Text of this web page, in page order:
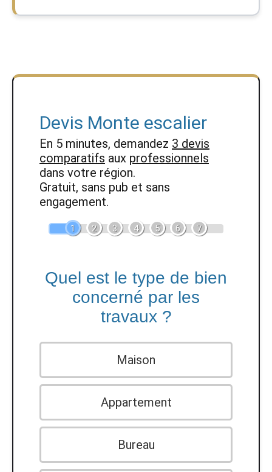
Devis Monte escalier
En 5 minutes, demandez 3 devis
comparatifs aux professionnels
dans votre région.
Gratuit, sans pub et sans
engagement.
1 2 3 4 5 6 7
Quel est le type de bien
concerné par les
travaux ?
Maison
Appartement
Bureau